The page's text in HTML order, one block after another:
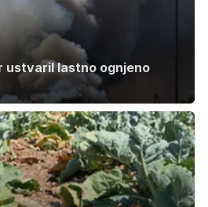
ustvaril lastno ognjeno